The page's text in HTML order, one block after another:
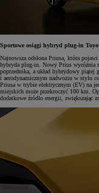
Sportowe osiągi hybryd plug-in
Najnowsza odsłona Priusa, która
hybryda plug-in. Nowy Prius wyróżnia
poprzednika, a układ hybrydowy piątej
i aerodynamicznym nadwoziu w stylu
Priusa w trybie elektrycznym (EV) na
miejskich może przekroczyć 100 km.
dodatkowe źródło energii, zwiększając